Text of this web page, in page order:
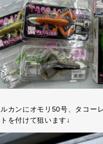
カンにオモリ50号、タコー
を付けて狙います↓